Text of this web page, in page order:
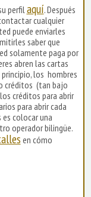
perfil aquí. Después
cualquier
puede enviarles
saber que
solamente paga por
abren las cartas
los hombres
créditos (tan bajo
créditos para abrir
para abrir cada
colocar una
operador bilingüe.
en cómo